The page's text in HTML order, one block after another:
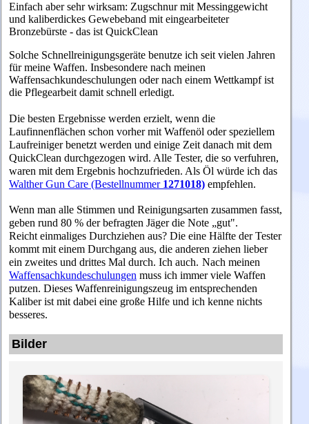
Einfach aber sehr wirksam: Zugschnur mit Messinggewicht
und kaliberdickes Gewebeband mit eingearbeiteter
Bronzebürste - das ist QuickClean
Solche Schnellreinigungsgeräte benutze ich seit vielen Jahren
für meine Waffen. Insbesondere nach meinen
Waffensachkundeschulungen oder nach einem Wettkampf ist
die Pflegearbeit damit schnell erledigt.
Die besten Ergebnisse werden erzielt, wenn die
Laufinnenflächen schon vorher mit Waffenöl oder speziellem
Laufreiniger benetzt werden und einige Zeit danach mit dem
QuickClean durchgezogen wird. Alle Tester, die so verfuhren,
waren mit dem Ergebnis hochzufrieden. Als Öl würde ich das
Walther Gun Care (Bestellnummer 1271018) empfehlen.
Wenn man alle Stimmen und Reinigungsarten zusammen fasst,
geben rund 80 % der befragten Jäger die Note „gut".
Reicht einmaliges Durchziehen aus? Die eine Hälfte der Tester
kommt mit einem Durchgang aus, die anderen ziehen lieber
ein zweites und drittes Mal durch. Ich auch. Nach meinen
Waffensachkundeschulungen muss ich immer viele Waffen
putzen. Dieses Waffenreinigungszeug im entsprechenden
Kaliber ist mit dabei eine große Hilfe und ich kenne nichts
besseres.
Bilder